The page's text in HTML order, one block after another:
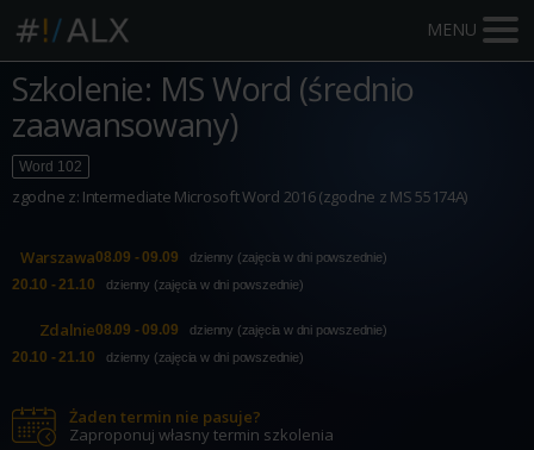
MENU
Szkolenie: MS Word (średnio
zaawansowany)
Word 102
zgodne z: Intermediate Microsoft Word 2016 (zgodne z MS 55174A)
Warszawa08.09 - 09.09 dzienny (zajęcia w dni powszednie)
20.10 - 21.10 dzienny (zajęcia w dni powszednie)
Zdalnie08.09 - 09.09 dzienny (zajęcia w dni powszednie)
20.10 - 21.10 dzienny (zajęcia w dni powszednie)
Żaden termin nie pasuje?
Zaproponuj własny termin szkolenia